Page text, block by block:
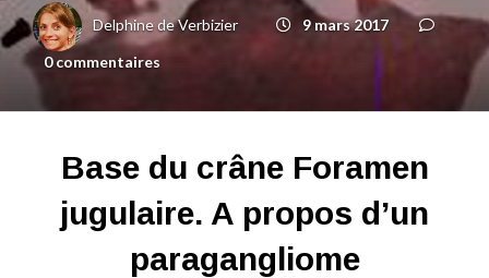
Delphine de Verbizier
9 mars 2017
0 commentaires
Base du crâne Foramen
jugulaire. A propos d’un
paragangliome